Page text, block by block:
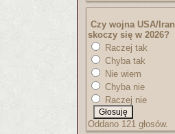
Czy wojna USA/Iran
skoczy się w 2026?
Raczej tak
Chyba tak
Nie wiem
Chyba nie
Raczej nie
Oddano 121 głosów.